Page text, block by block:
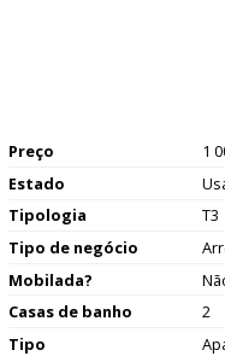
Preço
1
Estado
Tipologia
T3
Tipo de negócio
Mobilada?
Casas de banho
2
Tipo